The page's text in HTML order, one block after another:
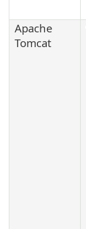
Apache
Tomcat